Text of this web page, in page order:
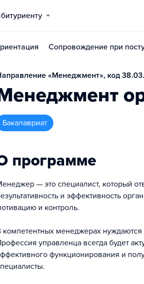
Сопровождение при
«Менеджмент», код
бакалавриат
программе
— это специалист, который
и эффективность
и контроль.
компетентных менеджерах
управленца всегда будет
функционирования и